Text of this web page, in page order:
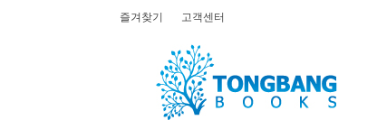
즐겨찾기 고객센터